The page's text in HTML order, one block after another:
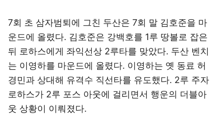
7회 초 삼자범퇴에 그친 두산은 7회 말 김호준을 마
운드에 올렸다. 김호준은 강백호를 1루 땅볼로 잡은
뒤 로하스에게 좌익선상 2루타를 맞았다. 두산 벤치
는 이영하를 마운드에 올렸다. 이영하는 옛 동료 허
경민과 상대해 유격수 직선타를 유도했다. 2루 주자
로하스가 2루 포스 아웃에 걸리면서 행운의 더블아
웃 상황이 이뤄졌다.